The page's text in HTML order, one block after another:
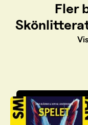
Fler